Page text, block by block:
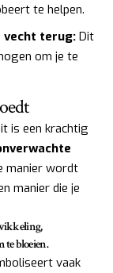
te helpen.
vecht terug: Dit
om je te
is een krachtig
manier wordt
manier die je
te bloeien.
vaak